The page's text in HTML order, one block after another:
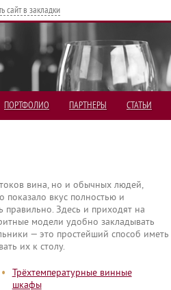
сайт в закладки
ПОРТФОЛИО ПАРТНЕРЫ СТАТЬИ
вина, но и обычных людей,
вкус полностью и
правильно. Здесь и приходят на
модели удобно закладывать
— это простейший способ иметь
их к столу.
•
Трёхтемпературные винные
шкафы